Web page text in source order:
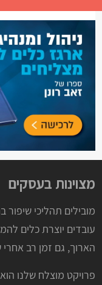
מצוינות בעסקים
מובילים תהליכי
עובדים יוצרת כלים
הארוך, גם זמן רב
פרויקט מוצלח שלנו